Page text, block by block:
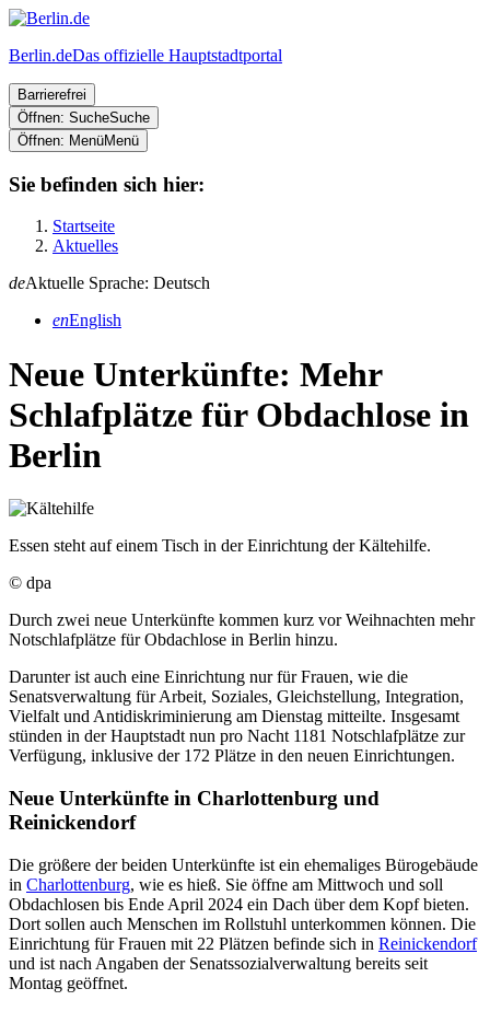
Berlin.deDas offizielle Hauptstadtportal
Barrierefrei
Öffnen: SucheSuche
Öffnen: MenüMenü
Sie befinden sich hier:
Startseite
Aktuelles
deAktuelle Sprache: Deutsch
enEnglish
Neue Unterkünfte: Mehr
Schlafplätze für Obdachlose in
Berlin
Essen steht auf einem Tisch in der Einrichtung der Kältehilfe.
© dpa
Durch zwei neue Unterkünfte kommen kurz vor Weihnachten mehr
Notschlafplätze für Obdachlose in Berlin hinzu.
Darunter ist auch eine Einrichtung nur für Frauen, wie die
Senatsverwaltung für Arbeit, Soziales, Gleichstellung, Integration,
Vielfalt und Antidiskriminierung am Dienstag mitteilte. Insgesamt
stünden in der Hauptstadt nun pro Nacht 1181 Notschlafplätze zur
Verfügung, inklusive der 172 Plätze in den neuen Einrichtungen.
Neue Unterkünfte in Charlottenburg und
Reinickendorf
Die größere der beiden Unterkünfte ist ein ehemaliges Bürogebäude
in Charlottenburg, wie es hieß. Sie öffne am Mittwoch und soll
Obdachlosen bis Ende April 2024 ein Dach über dem Kopf bieten.
Dort sollen auch Menschen im Rollstuhl unterkommen können. Die
Einrichtung für Frauen mit 22 Plätzen befinde sich in Reinickendorf
und ist nach Angaben der Senatssozialverwaltung bereits seit
Montag geöffnet.